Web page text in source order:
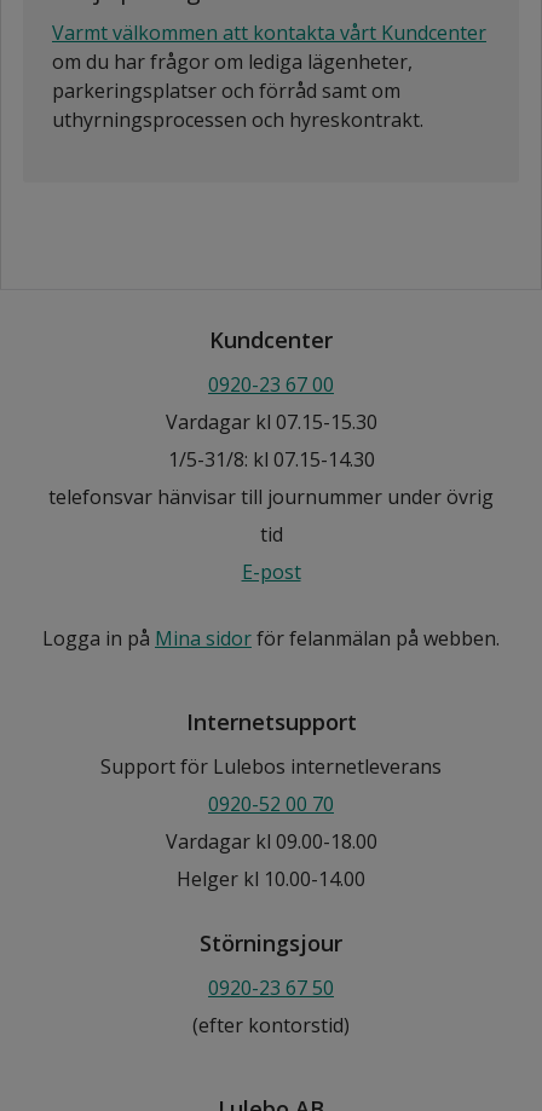
Varmt välkommen att kontakta vårt Kundcenter
om du har frågor om lediga lägenheter,
parkeringsplatser och förråd samt om
uthyrningsprocessen och hyreskontrakt.
Kundcenter
0920-23 67 00
Vardagar kl 07.15-15.30
1/5-31/8: kl 07.15-14.30
telefonsvar hänvisar till journummer under övrig
tid
E-post
Logga in på Mina sidorför felanmälan på webben.
Internetsupport
Support för Lulebos internetleverans
0920-52 00 70
Vardagar kl 09.00-18.00
Helger kl 10.00-14.00
Störningsjour
0920-23 67 50
(efter kontorstid)